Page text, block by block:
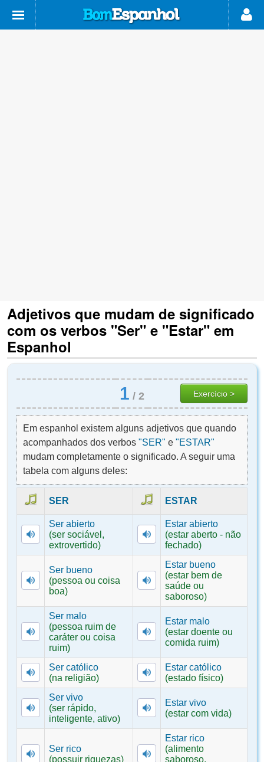
Adjetivos que mudam de significado
com os verbos "Ser" e "Estar" em
Espanhol
1 / 2 Exercício >
Em espanhol existem alguns adjetivos que quando
acompanhados dos verbos "SER" e "ESTAR"
mudam completamente o significado. A seguir uma
tabela com alguns deles:
SER ESTAR
Ser abierto
(ser sociável,
extrovertido)
Estar abierto
(estar aberto - não
fechado)
Ser bueno
(pessoa ou coisa
boa)
Estar bueno
(estar bem de
saúde ou
saboroso)
Ser malo
(pessoa ruim de
caráter ou coisa
ruim)
Estar malo
(estar doente ou
comida ruim)
Ser católico
(na religião)
Estar católico
(estado físico)
Ser vivo
(ser rápido,
inteligente, ativo)
Estar vivo
(estar com vida)
Ser rico
(possuir riquezas)
Estar rico
(alimento
saboroso,